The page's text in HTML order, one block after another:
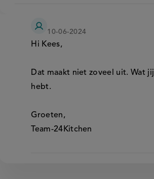
Hi Kees,
Dat maakt niet zoveel uit. Wat
hebt.
Groeten,
Team-24Kitchen
kitchen
10-06-2024